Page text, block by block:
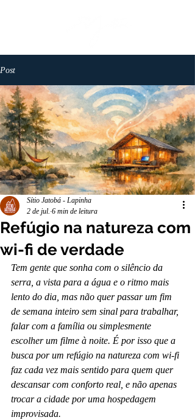
Post
Refúgio na natureza com
wi-fi de verdade
Sítio Jatobá - Lapinha
2 de jul. 6 min de leitura
Tem gente que sonha com o silêncio da
serra, a vista para a água e o ritmo mais
lento do dia, mas não quer passar um fim
de semana inteiro sem sinal para trabalhar,
falar com a família ou simplesmente
escolher um filme à noite. É por isso que a
busca por um refúgio na natureza com wi-fi
faz cada vez mais sentido para quem quer
descansar com conforto real, e não apenas
trocar a cidade por uma hospedagem
improvisada.